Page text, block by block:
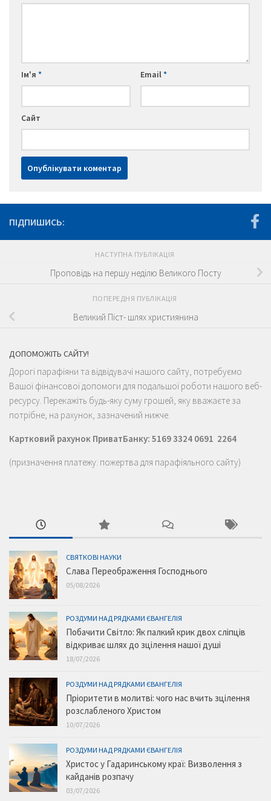
Ім'я * Email*
Сайт
ПІДПИШИСЬ:
НАСТУПНА ПУБЛІКАЦІЯ
Проповідь на першу неділю Великого Посту
ПОПЕРЕДНЯ ПУБЛІКАЦІЯ
Великий Піст- шлях християнина
ДОПОМОЖІТЬ САЙТУ!
Дорогі парафіяни та відвідувачі нашого сайту, потребуємо
Вашої фінансової допомоги для подальшої роботи нашого веб-
ресурсу. Перекажіть будь-яку суму грошей, яку вважаєте за
потрібне, на рахунок, зазначений нижче.
Картковий рахунок ПриватБанку: 5169 3324 0691 2264
(призначення платежу: пожертва для парафіяльного сайту)
СВЯТКОВІ НАУКИ
Слава Переображення Господнього
05/08/2026
РОЗДУМИ НАД РЯДКАМИ ЄВАНГЕЛІЯ
Побачити Світло: Як палкий крик двох сліпців
відкриває шлях до зцілення нашої душі
18/07/2026
РОЗДУМИ НАД РЯДКАМИ ЄВАНГЕЛІЯ
Пріоритети в молитві: чого нас вчить зцілення
розслабленого Христом
10/07/2026
РОЗДУМИ НАД РЯДКАМИ ЄВАНГЕЛІЯ
Христос у Гадаринському краї: Визволення з
кайданів розпачу
03/07/2026